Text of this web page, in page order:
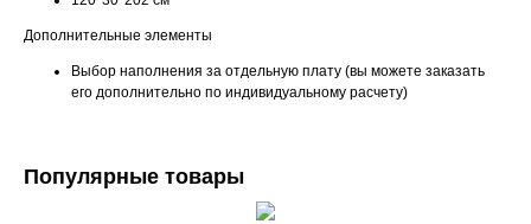
Дополнительные элементы
Выбор наполнения за отдельную плату (вы можете заказать
его дополнительно по индивидуальному расчету)
Популярные товары